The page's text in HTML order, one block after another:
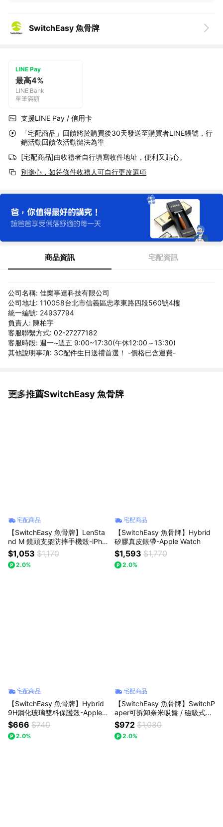
SwitchEasy 魚骨牌
LINE Pay
最高4%
LINE Bank
單筆滿額
支援LINE Pay / 信用卡
「宅配商品」回饋將於購買後30天發送至購買者LINE帳號，行
銷活動回饋依活動辦法為準
[宅配商品]由收禮者自行填寫收件地址，便利又貼心。
別擔心，如符條件收禮人可自行更改選項
商品資訊 宅配資訊
公司名稱: 佳樂事達科技有限公司
公司地址: 110058台北市信義區忠孝東路四段560號4樓
統一編號: 24937794
負責人: 陳柏宇
客服聯繫方式: 02-27277182
客服時段: 週一~週五 9:00~17:30(午休12:00～13:30)
其他說明事項: 3C配件生日送禮首選！ -價格已含運費-
更多推薦SwitchEasy 魚骨牌
看更多
宅配商品
【SwitchEasy 魚骨牌】LenSta
nd M 鏡頭支架防摔手機殼-iPho
ne 17
$1,053 $1,170
2.0%
宅配商品
【SwitchEasy 魚骨牌】Hybrid
矽膠真皮錶帶-Apple Watch
$1,593 $1,770
2.0%
宅配商品
【SwitchEasy 魚骨牌】Hybrid
9H鋼化玻璃雙料保護殼-Apple
Watch
$666 $740
2.0%
宅配商品
【SwitchEasy 魚骨牌】SwitchP
aper可拆卸奈米吸盤 / 磁吸式類
紙膜-iPad
$972 $1,080
2.0%